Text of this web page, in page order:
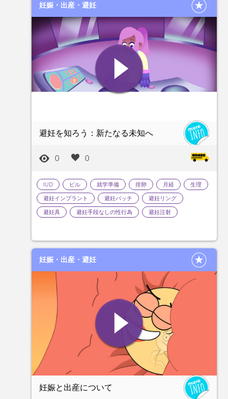
妊娠・出産・避妊
避妊を知ろう：新たなる未知へ
0 0
IUD ピル 就学準備 排卵 月経
生理
避妊インプラント
避妊パッチ
避妊リング
避妊具
避妊手段なしの性行為 避妊注射
妊娠・出産・避妊
妊娠と出産について